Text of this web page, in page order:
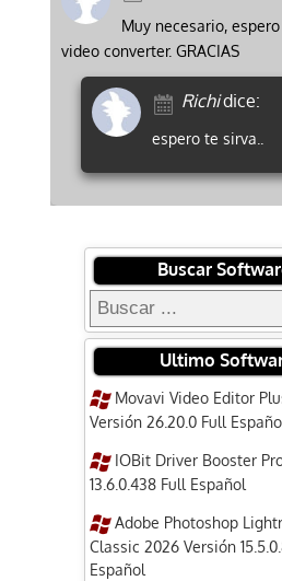
Muy necesario,
video converter. GRACIAS
Richidice:
espero te sirva..
Buscar
Ultimo
Movavi Video Editor
Versión 26.20.0 Full
IOBit Driver Booster
13.6.0.438 Full Español
Adobe Photoshop
Classic 2026 Versión
Español